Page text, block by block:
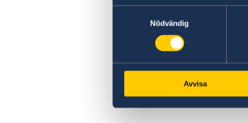
Nödvändig
Avvisa
Kriminalitet och personlig säkerhet